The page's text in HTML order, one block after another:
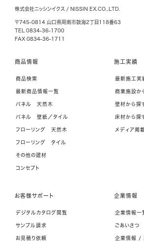
株式会社ニッシンイクス / NISSIN EX.CO.,LTD.
〒745-0814 山口県周南市鼓海2丁目118番63
TEL 0834-36-1700
FAX 0834-36-1711
商品情報
商品検索
最新商品情報一覧
パネル 天然木
パネル 壁紙／タイル
フローリング 天然木
フローリング タイル
その他の建材
コンセプト
施工実績
最新施工実
商業施設か
壁材から探
床材から探
メディア掲
お客様サポート
デジタルカタログ閲覧
サンプル請求
お見積り依頼
企業情報
企業情報一
ごあいさつ
企業情報 /